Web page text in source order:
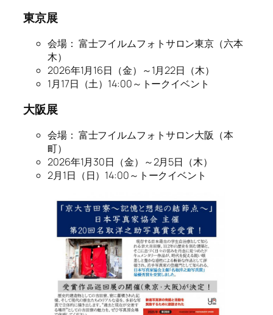
東京展
会場： 富士フイルムフォトサロン東京（六本
木）
2026年1月16日（金）～1月22日（木）
1月17日（土）14:00～トークイベント
大阪展
会場： 富士フイルムフォトサロン大阪（本
町）
2026年1月30日（金）～2月5日（木）
2月1日（日）14:00～トークイベント